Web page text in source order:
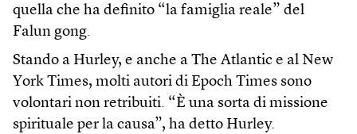
quella che ha definito “la famiglia reale” del
Falun gong.
Stando a Hurley, e anche a The Atlantic e al New
York Times, molti autori di Epoch Times sono
volontari non retribuiti. “È una sorta di missione
spirituale per la causa”, ha detto Hurley.